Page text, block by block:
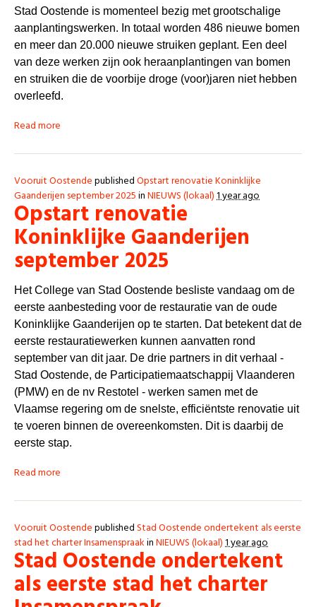
Stad Oostende is momenteel bezig met grootschalige
aanplantingswerken. In totaal worden 486 nieuwe bomen
en meer dan 20.000 nieuwe struiken geplant. Een deel
van deze werken zijn ook heraanplantingen van bomen
en struiken die de voorbije droge (voor)jaren niet hebben
overleefd.
Read more
Vooruit OostendepublishedOpstart renovatie Koninklijke
Gaanderijen september 2025inNIEUWS (lokaal)1 year ago
Opstart renovatie
Koninklijke Gaanderijen
september 2025
Het College van Stad Oostende besliste vandaag om de
eerste aanbesteding voor de restauratie van de oude
Koninklijke Gaanderijen op te starten. Dat betekent dat de
eerste restauratiewerken kunnen aanvatten rond
september van dit jaar. De drie partners in dit verhaal -
Stad Oostende, de Participatiemaatschappij Vlaanderen
(PMW) en de nv Restotel - werken samen met de
Vlaamse regering om de snelste, efficiëntste renovatie uit
te voeren binnen de overeenkomsten. Dit is daarbij de
eerste stap.
Read more
Vooruit OostendepublishedStad Oostende ondertekent als eerste
stad het charter InsamenspraakinNIEUWS (lokaal)1 year ago
Stad Oostende ondertekent
als eerste stad het charter